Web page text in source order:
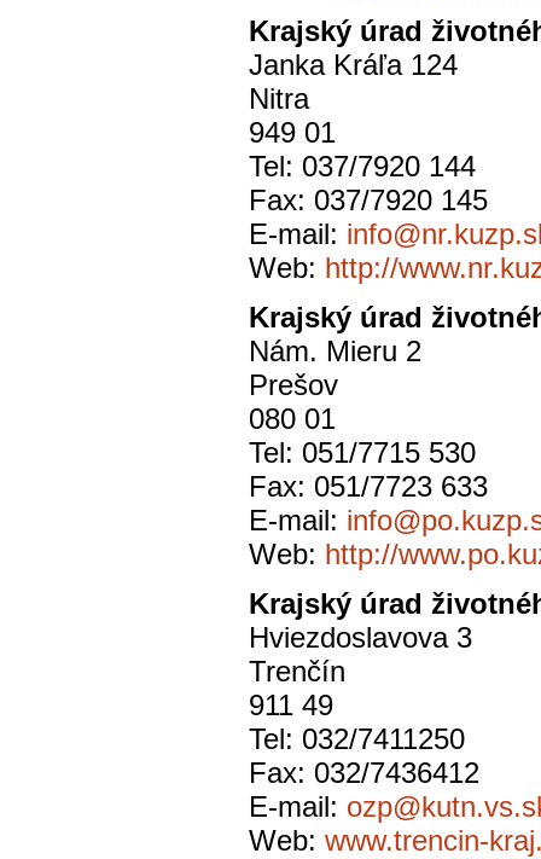
Krajský úrad
Janka Kráľa 124
Nitra
949 01
Tel: 037/7920 144
Fax: 037/7920 145
E-mail:
Web: http://
Krajský úrad
Nám. Mieru 2
Prešov
080 01
Tel: 051/7715 530
Fax: 051/7723 633
E-mail:
Web: http://
Krajský úrad
Hviezdoslavova 3
Trenčín
911 49
Tel: 032/7411250
Fax: 032/7436412
E-mail:
Web: www.trencin-